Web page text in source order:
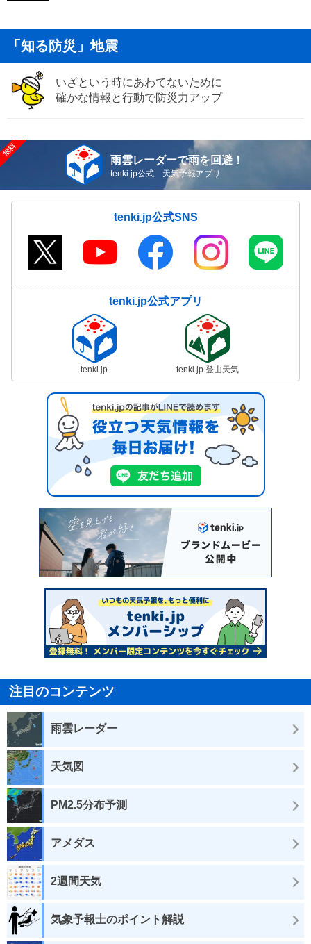
「知る防災」地震
いざという時にあわてないために
確かな情報と行動で防災力アップ
雨雲レーダーで雨を回避！
tenki.jp公式 天気予報アプリ
tenki.jp公式SNS
tenki.jp公式アプリ
tenki.jp tenki.jp 登山天気
注目のコンテンツ
雨雲レーダー
天気図
PM2.5分布予測
アメダス
2週間天気
気象予報士のポイント解説